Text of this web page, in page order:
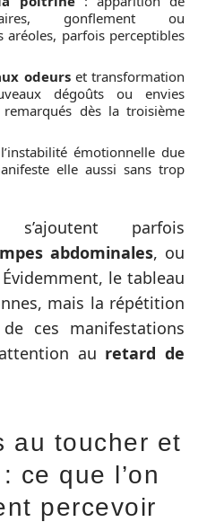
gonflement ou
aréoles, parfois perceptibles
odeurset transformation
dégoûts ou envies
dès la troisième
émotionnelle due
elle aussi sans trop
parfois
abdominales, ou
le tableau
mais la répétition
ces manifestations
au retard de
au toucher et
ce que l’on
percevoir